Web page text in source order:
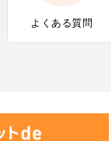
よくある質問